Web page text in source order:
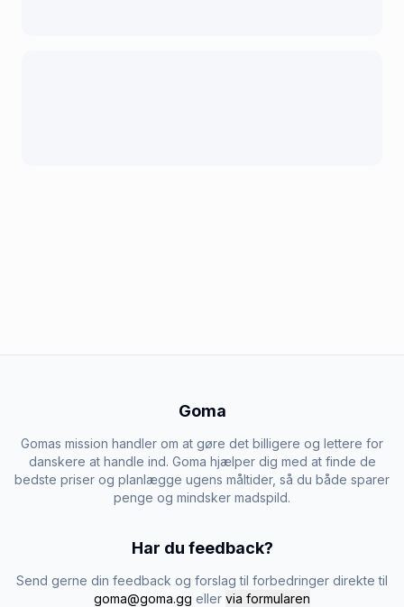
Goma
Gomas mission handler om at gøre det billigere og lettere for
danskere at handle ind. Goma hjælper dig med at finde de
bedste priser og planlægge ugens måltider, så du både sparer
penge og mindsker madspild.
Har du feedback?
Send gerne din feedback og forslag til forbedringer direkte til
goma@goma.gg eller via formularen